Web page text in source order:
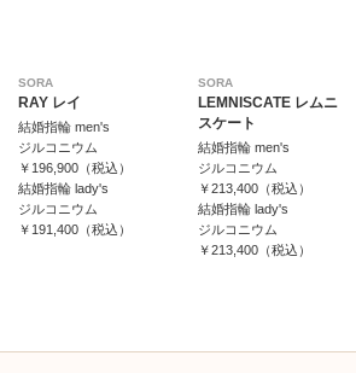
SORA
RAY レイ
結婚指輪 men's
ジルコニウム
￥196,900（税込）
結婚指輪 lady's
ジルコニウム
￥191,400（税込）
SORA
LEMNISCATE レムニ
スケート
結婚指輪 men's
ジルコニウム
￥213,400（税込）
結婚指輪 lady's
ジルコニウム
￥213,400（税込）